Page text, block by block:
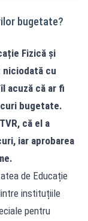
bugetate?
Fizică și
cu
acuză că ar fi
bugetate.
că el a
iar aprobarea
de Educație
instituțiile
pentru